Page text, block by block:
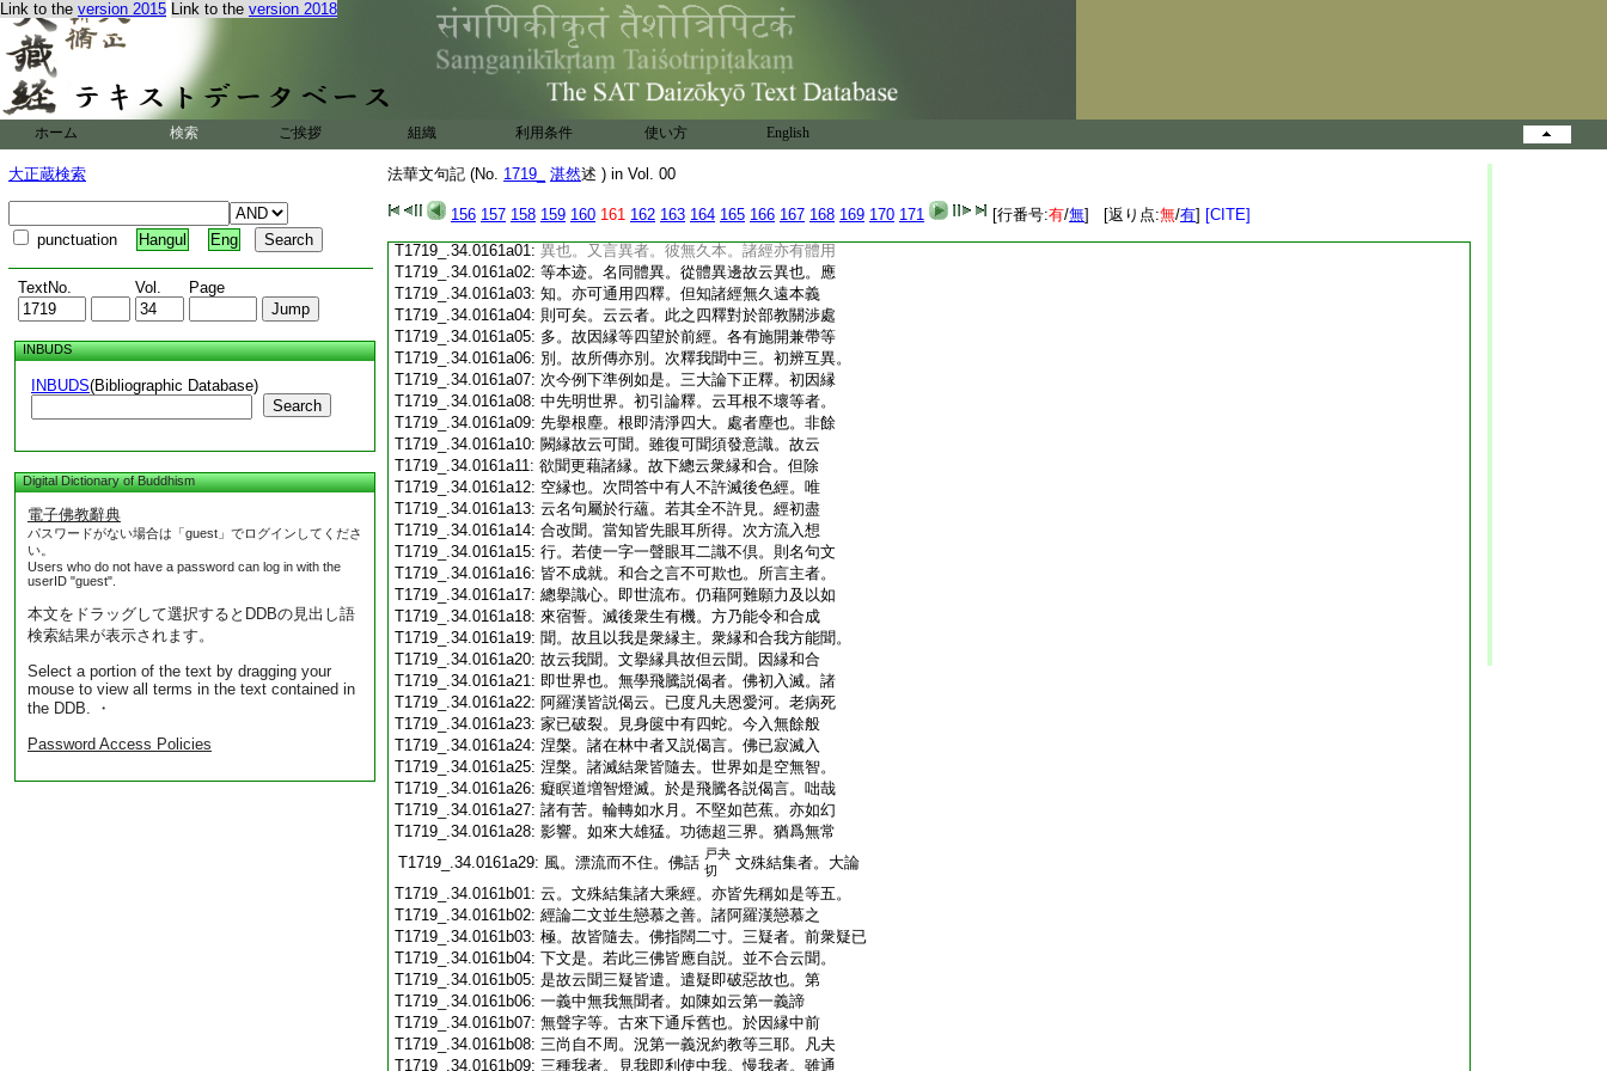
Link to the version 2015 Link to the version 2018
ホーム 検索 ご挨拶 組織 利用条件 使い方 English
大正蔵検索
punctuation Hangul Eng
TextNo. Vol. Page
INBUDS
INBUDS(Bibliographic Database)
Search
Digital Dictionary of Buddhism
電子佛教辭典
パスワードがない場合は「guest」でログインしてくださ
い。
Users who do not have a password can log in with the
userID "guest".
本文をドラッグして選択するとDDBの見出し語
検索結果が表示されます。
Select a portion of the text by dragging your
mouse to view all terms in the text contained in
the DDB. ・
Password Access Policies
法華文句記 (No. 1719_ 湛然述 ) in Vol. 00
156 157 158 159 160 161 162 163 164 165 166 167 168 169 170 171 [行番号:有/無] [返り点:無/有] [CITE]
T1719_.34.0160c19:倶得實故。以龍陀久成從所證爲本。言龍
T1719_.34.0160c20: 陀佛者。眞諦云。須菩提是東方青龍陀佛。有
T1719_.34.0160c21:引大寶積云。舍利弗成佛號金龍陀。未檢。
T1719_.34.0160c22:
指此則知一切聲聞咸然。故見空生身子之
迹。則識一切聲聞之本。又聞經下乃以觀
T1719_.34.0160c24:心。釋成觀心。能覺之心名佛。即此覺心名
T1719_.34.0160c25:慧。亦即覺心通數具足。即此覺心與弘誓
T1719_.34.0160c26:
倶。名慈心淨。約心下結。次若釋下判同異。
T1719_.34.0160c27:先明去取。次當知下正判。所言他者。即他
T1719_.34.0160c28: 部也。於前四味唯除鹿苑顯露無圓。所言
T1719_.34.0161a01: 異也。又言異者。彼無久本。諸經亦有體用
T1719_.34.0161a02: 等本迹。名同體異。從體異邊故云異也。應
T1719_.34.0161a03: 知。亦可通用四釋。但知諸經無久遠本義
T1719_.34.0161a04: 則可矣。云云者。此之四釋對於部教關渉處
T1719_.34.0161a05: 多。故因縁等四望於前經。各有施開兼帶等
T1719_.34.0161a06: 別。故所傳亦別。次釋我聞中三。初辨互異。
T1719_.34.0161a07: 次今例下準例如是。三大論下正釋。初因縁
T1719_.34.0161a08: 中先明世界。初引論釋。云耳根不壞等者。
T1719_.34.0161a09: 先擧根塵。根即清淨四大。處者塵也。非餘
T1719_.34.0161a10: 闕縁故云可聞。雖復可聞須發意識。故云
T1719_.34.0161a11: 欲聞更藉諸縁。故下總云衆縁和合。但除
T1719_.34.0161a12: 空縁也。次問答中有人不許滅後色經。唯
T1719_.34.0161a13: 云名句屬於行蘊。若其全不許見。經初盡
T1719_.34.0161a14: 合改聞。當知皆先眼耳所得。次方流入想
T1719_.34.0161a15: 行。若使一字一聲眼耳二識不倶。則名句文
T1719_.34.0161a16: 皆不成就。和合之言不可欺也。所言主者。
T1719_.34.0161a17: 總擧識心。即世流布。仍藉阿難願力及以如
T1719_.34.0161a18: 來宿誓。滅後衆生有機。方乃能令和合成
T1719_.34.0161a19: 聞。故且以我是衆縁主。衆縁和合我方能聞。
T1719_.34.0161a20: 故云我聞。文擧縁具故但云聞。因縁和合
T1719_.34.0161a21: 即世界也。無學飛騰説偈者。佛初入滅。諸
T1719_.34.0161a22: 阿羅漢皆説偈云。已度凡夫恩愛河。老病死
T1719_.34.0161a23: 家已破裂。見身篋中有四蛇。今入無餘般
T1719_.34.0161a24: 涅槃。諸在林中者又説偈言。佛已寂滅入
T1719_.34.0161a25: 涅槃。諸滅結衆皆隨去。世界如是空無智。
T1719_.34.0161a26: 癡瞑道増智燈滅。於是飛騰各説偈言。咄哉
T1719_.34.0161a27: 諸有苦。輪轉如水月。不堅如芭蕉。亦如幻
T1719_.34.0161a28: 影響。如來大雄猛。功徳超三界。猶爲無常
T1719_.34.0161a29: 風。漂流而不住。佛話 戸夬
切
文殊結集者。大論
T1719_.34.0161b01: 云。文殊結集諸大乘經。亦皆先稱如是等五。
T1719_.34.0161b02: 經論二文並生戀慕之善。諸阿羅漢戀慕之
T1719_.34.0161b03: 極。故皆隨去。佛指闊二寸。三疑者。前衆疑已
T1719_.34.0161b04: 下文是。若此三佛皆應自説。並不合云聞。
T1719_.34.0161b05: 是故云聞三疑皆遣。遣疑即破惡故也。第
T1719_.34.0161b06: 一義中無我無聞者。如陳如云第一義諦
T1719_.34.0161b07: 無聲字等。古來下通斥舊也。於因縁中前
T1719_.34.0161b08: 三尚自不周。況第一義況約教等三耶。凡夫
T1719_.34.0161b09: 三種我者。見我即利使中我。慢我者。雖通